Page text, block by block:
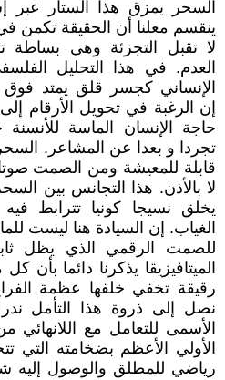
السحر يمزق هذا الستار عبر
ينقسم معلنا أن الحقيقة تكمن
لا تقبل التجزئة وهي بساطة
العدم. في هذا التحليل
الإنساني كجسر قلق يمتد
إن الرغبة في تحويل الأرقام
حاجة الإنسان الماسة
تجردا و بعدا عن المشاعر.
قابلة للمعيشة ومن الصمت
لا بالأذن. هذا التجانس بين
يخلق نسيجا كونيا تترابط
الغياب. إن السيادة هنا ليست
للصمت الرقمي الذي يظل
الميتافيزيقا يذكرنا دائما
رقيقة تخفي خلفها عظمة
نصل إلى ذروة هذا التأمل
الأسمى للتعامل مع اللانهائي
الأولي الأعظم بضخامته التي
رياضي للمطلق والوصول إليه